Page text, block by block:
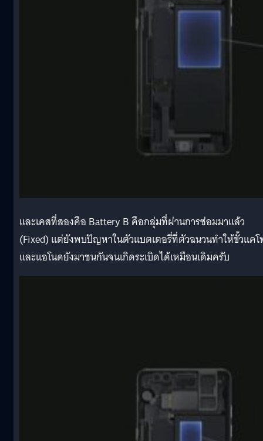
และเคสที่สองคือ Battery B คือกลุ่มที่ผ่านการซ่อมมาแล้ว
(Fixed) แต่ยังพบปัญหาในตัวแบตเตอรี่ที่ตัวฉนวนทำให้ขั้วแค
และแอโนดยังมาชนกันจนเกิดระเบิดได้เหมือนเดิมครับ